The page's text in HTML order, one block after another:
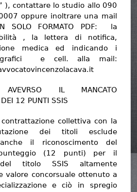
), contattare lo studio allo 090
oppure inoltrare una mail
SOLO FORMATO PDF: la
, la lettera di notifica,
medica ed indicando i
e cell. alla mail:
IL MANCATO
12 PUNTI SSIS
collettiva con la
dei titoli esclude
il riconoscimento del
(12 punti) per il
del titolo SSIS altamente
valore concorsuale ottenuto a
e ciò in spregio